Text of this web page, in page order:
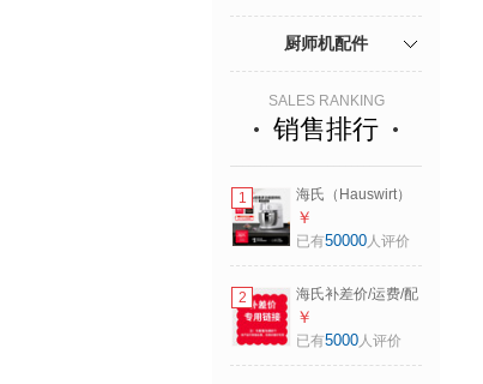
厨师机配件
SALES RANKING
销售排行
1
海氏（Hauswirt）
【升级款】M5厨师
机和面机家用全自
能轻音电动料理机
七夕礼物 M5 Max
升级彩屏版 5.5L
￥
已有50000人评价
2
海氏补差价/运费/配
件/维修链接（差多
少补多少，非商
￥
已有5000人评价